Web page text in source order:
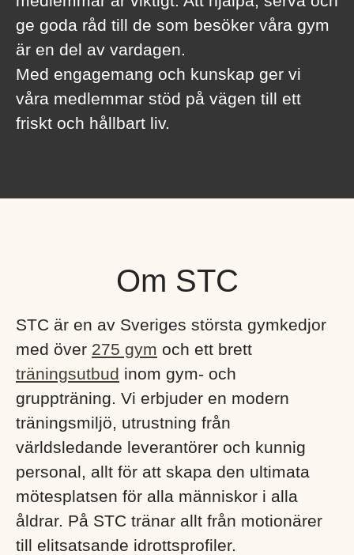
ge goda råd till de som besöker våra gym
är en del av vardagen.
Med engagemang och kunskap ger vi
våra medlemmar stöd på vägen till ett
friskt och hållbart liv.
Om STC
STC är en av Sveriges största gymkedjor
med över 275 gym och ett brett
träningsutbud inom gym- och
gruppträning. Vi erbjuder en modern
träningsmiljö, utrustning från
världsledande leverantörer och kunnig
personal, allt för att skapa den ultimata
mötesplatsen för alla människor i alla
åldrar. På STC tränar allt från motionärer
till elitsatsande idrottsprofiler.